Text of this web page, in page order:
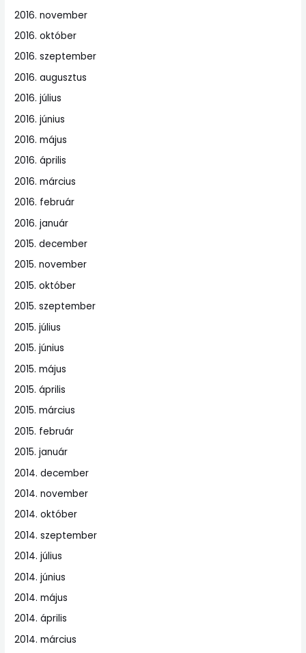
2016. november
2016. október
2016. szeptember
2016. augusztus
2016. július
2016. június
2016. május
2016. április
2016. március
2016. február
2016. január
2015. december
2015. november
2015. október
2015. szeptember
2015. július
2015. június
2015. május
2015. április
2015. március
2015. február
2015. január
2014. december
2014. november
2014. október
2014. szeptember
2014. július
2014. június
2014. május
2014. április
2014. március